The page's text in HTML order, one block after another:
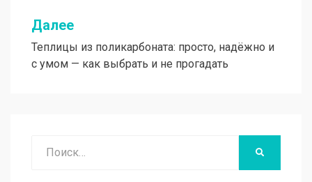
Далее
Теплицы из поликарбоната: просто, надёжно и
с умом — как выбрать и не прогадать